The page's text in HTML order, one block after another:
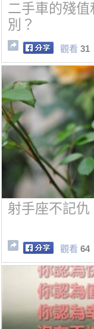
二手車的殘
別？
觀看 31
射手座不記
觀看 64